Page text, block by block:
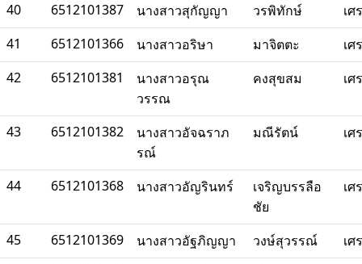
40
6512101387 นางสาวสุกัญญา วรพิทักษ์
เ
41
6512101366 นางสาวอริษา มาจิตตะ
เ
42
6512101381
นางสาวอรุณ
วรรณ
คงสุขสม เ
43 6512101382
นางสาวอัจฉราภ
รณ์
มณีรัตน์ เ
44 6512101368 นางสาวอัญรินทร์
เจริญบรรลือ
ชัย
เ
45 6512101369 นางสาวอัฐภิญญา วงษ์สุวรรณ์
เ